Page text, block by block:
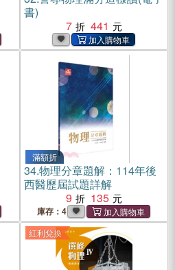
書)
7
441
滿額折
34.物理分章題解：114年後
西醫歷屆試題詳解
9
135
庫存：4
紅利兌換